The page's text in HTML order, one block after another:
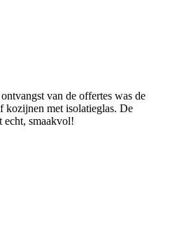
van de offertes was de
kozijnen met isolatieglas. De
echt, smaakvol!